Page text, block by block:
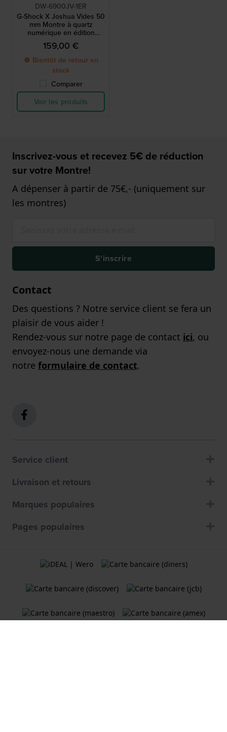
DW-6900JV-1ER
G-Shock X Joshua Vides 50
mm Montre à quartz
numérique en édition
spéciale avec un motif
dessiné à la main
159,00 €
● Bientôt de retour en
stock
Comparer
Voir les produits
Inscrivez-vous et recevez 5€ de réduction
sur votre Montre!
A dépenser à partir de 75€,- (uniquement sur
les montres)
S'inscrire
Contact
Des questions ? Notre service client se fera un
plaisir de vous aider !
Rendez-vous sur notre page de contact ici, ou
envoyez-nous une demande via
notre formulaire de contact.
Service client
Livraison et retours
Marques populaires
Pages populaires